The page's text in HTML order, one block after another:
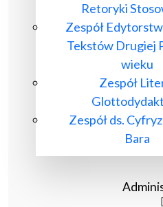
Retoryki
Zespół
Tekstów Drugiej
wieku
Zespół
Zespół ds.
Bara